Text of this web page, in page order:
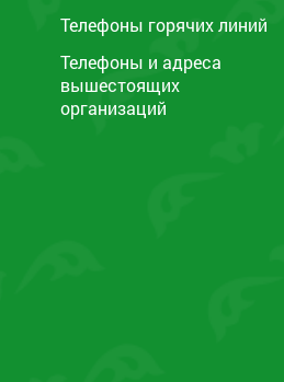
Телефоны горячих линий
Телефоны и адреса
вышестоящих
организаций